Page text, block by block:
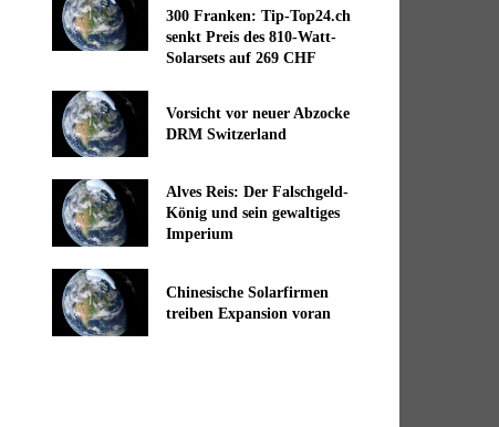
300 Franken: Tip-Top24.ch
senkt Preis des 810-Watt-
Solarsets auf 269 CHF
Vorsicht vor neuer Abzocke
DRM Switzerland
Alves Reis: Der Falschgeld-
König und sein gewaltiges
Imperium
Chinesische Solarfirmen
treiben Expansion voran